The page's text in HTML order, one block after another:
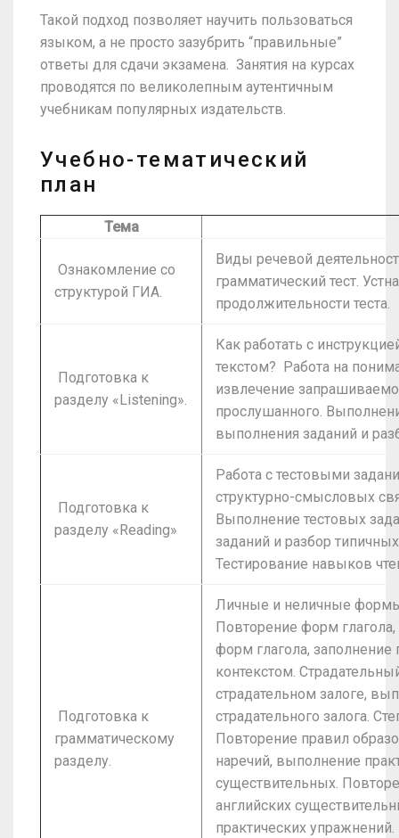
Такой подход позволяет научить пользоваться
языком, а не просто зазубрить “правильные”
ответы для сдачи экзамена. Занятия на курсах
проводятся по великолепным аутентичным
учебникам популярных издательств.
Учебно-тематический
план
Тема
Ознакомление со
структурой ГИА.
Виды речевой
грамматический тест.
продолжительности теста.
Подготовка к
разделу «Listening».
Как работать с
текстом? Работа на
извлечение
прослушанного.
выполнения заданий и
Подготовка к
разделу «Reading»
Работа с тестовыми
структурно-смысловых
Выполнение тестовых
заданий и разбор
Тестирование навыков
Подготовка к
грамматическому
разделу.
Личные и неличные
Повторение форм
форм глагола, заполнение
контекстом.
страдательном залоге,
страдательного залога.
Повторение правил
наречий, выполнение
существительных.
английских
практических